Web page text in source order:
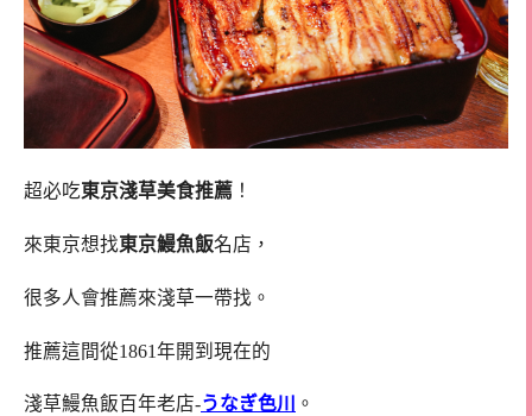
超必吃東京淺草美食推薦 ！
來東京想找東京鰻魚飯名店，
很多人會推薦來淺草一帶找。
推薦這間從1861年開到現在的
淺草鰻魚飯百年老店-うなぎ色川 。